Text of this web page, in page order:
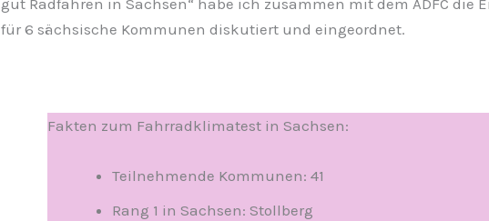
für 6 sächsische Kommunen diskutiert und eingeordnet.
Fakten zum Fahrradklimatest in Sachsen:
Teilnehmende Kommunen: 41
Rang 1 in Sachsen: Stollberg